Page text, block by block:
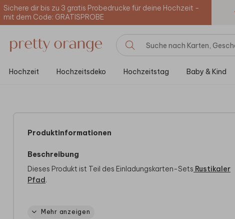
Sichere dir bis zu 3 gratis Probedrucke für deine Hochzeit -
mit dem Code: GRATISPROBE
Hochzeit Hochzeitsdeko Hochzeitstag Baby & Kind
Produktinformationen
Beschreibung
Dieses Produkt ist Teil des Einladungskarten-Sets Rustikaler
Pfad.
Bei quadratische Karten fällt ggf. ein anderes Briefporto an. Alle
Mehr anzeigen